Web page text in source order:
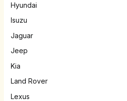
Hyundai
Isuzu
Jaguar
Jeep
Kia
Land Rover
Lexus